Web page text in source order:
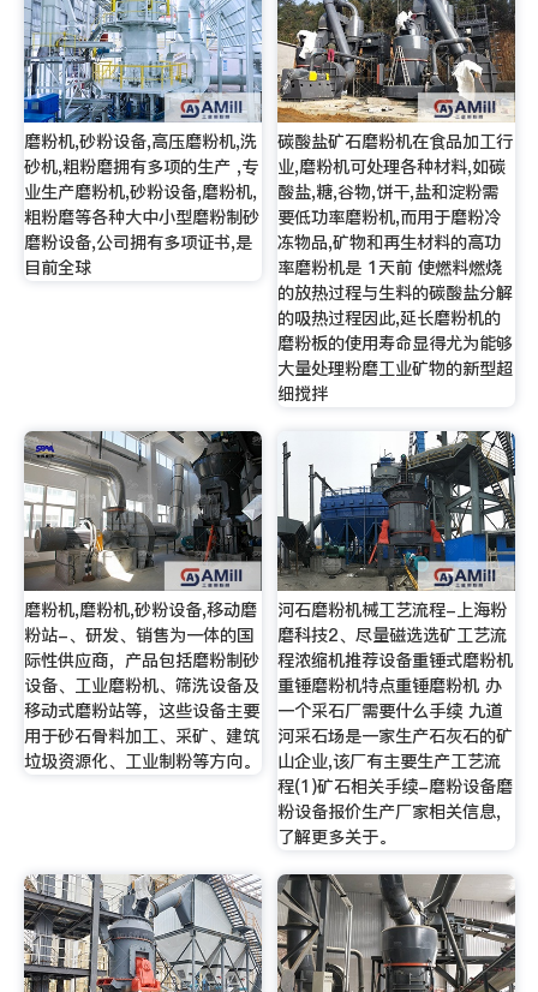
磨粉机,砂粉设备,高压磨粉机,洗
砂机,粗粉磨拥有多项的生产 ,专
业生产磨粉机,砂粉设备,磨粉机,
粗粉磨等各种大中小型磨粉制砂
磨粉设备,公司拥有多项证书,是
目前全球
碳酸盐矿石磨粉机在食品加工行
业,磨粉机可处理各种材料,如碳
酸盐,糖,谷物,饼干,盐和淀粉需
要低功率磨粉机,而用于磨粉冷
冻物品,矿物和再生材料的高功
率磨粉机是 1天前 使燃料燃烧
的放热过程与生料的碳酸盐分解
的吸热过程因此,延长磨粉机的
磨粉板的使用寿命显得尤为能够
大量处理粉磨工业矿物的新型超
细搅拌
磨粉机,磨粉机,砂粉设备,移动磨
粉站-、研发、销售为一体的国
际性供应商，产品包括磨粉制砂
设备、工业磨粉机、筛洗设备及
移动式磨粉站等，这些设备主要
用于砂石骨料加工、采矿、建筑
垃圾资源化、工业制粉等方向。
河石磨粉机械工艺流程-上海粉
磨科技2、尽量磁选选矿工艺流
程浓缩机推荐设备重锤式磨粉机
重锤磨粉机特点重锤磨粉机 办
一个采石厂需要什么手续 九道
河采石场是一家生产石灰石的矿
山企业,该厂有主要生产工艺流
程(1)矿石相关手续-磨粉设备磨
粉设备报价生产厂家相关信息,
了解更多关于。